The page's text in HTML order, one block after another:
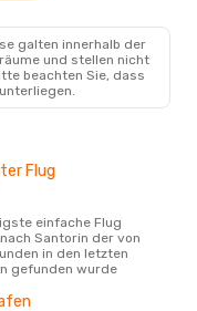
galten innerhalb der
und stellen nicht
beachten Sie, dass
Flug
Santorin der von
in den letzten
gefunden wurde